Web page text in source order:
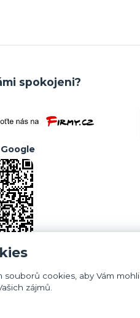
spokojeni?
Google
souborů cookies, aby Vám mohli
zájmů.